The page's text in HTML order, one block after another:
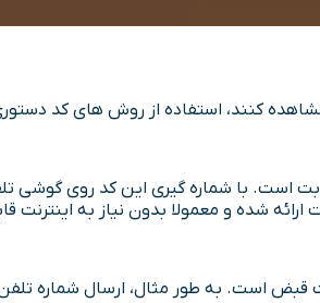
ثابت است. با شماره گیری این کد روی گوشی
شده و معمولا بدون نیاز به اینترنت
قبض است. به طور مثال، ارسال شماره